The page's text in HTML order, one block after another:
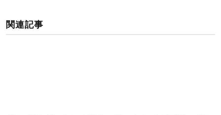
関連記事